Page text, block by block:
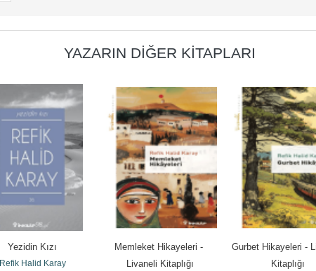
YAZARIN DIĞER KITAPLARI
Yezidin Kızı
Refik Halid Karay
Memleket Hikayeleri -
Livaneli Kitaplığı
Gurbet Hikayeleri -
Kitaplığı